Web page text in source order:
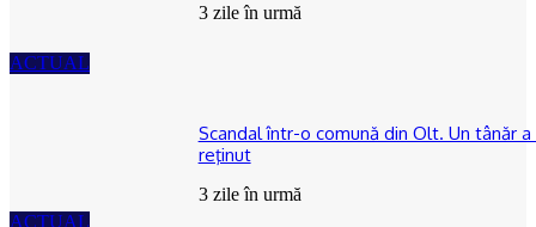
ACTUAL
3 zile în urmă
ACTUAL
Scandal într-o comună din Olt. Un tânăr
reţinut
3 zile în urmă